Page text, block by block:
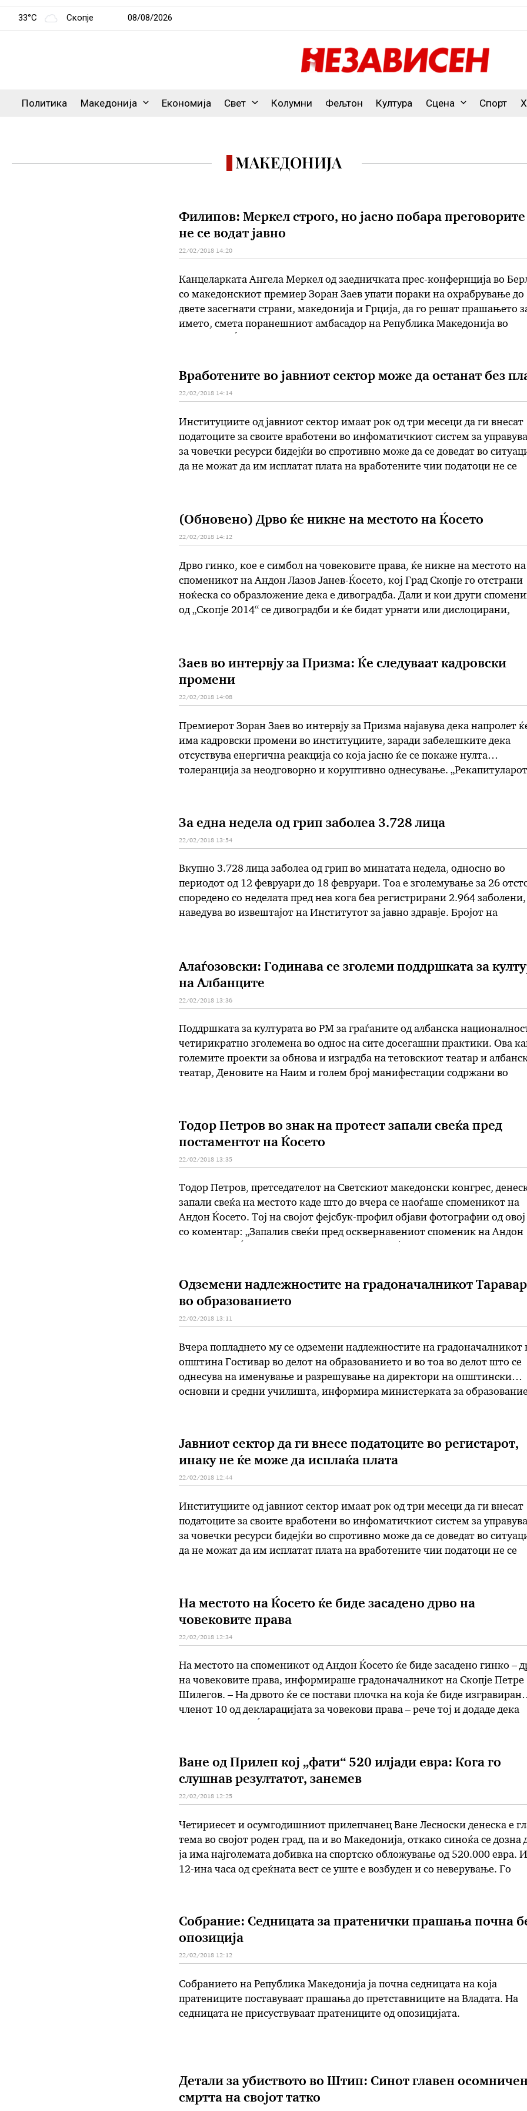
33°C Скопје 08/08/2026
Политика Македонија Економија Свет Колумни Фељтон Култура Сцена Спорт
МАКЕДОНИЈА
Филипов: Меркел строго, но јасно побара преговорите
не се водат јавно
22/02/2018 14:20
Канцеларката Ангела Меркел од заедничката прес-конфернција во
со македонскиот премиер Зоран Заев упати пораки на охрабрување до
двете засегнати страни, македонија и Грција, да го решат прашањето
името, смета поранешниот амбасадор на Република Македонија во
Вработените во јавниот сектор може да останат без
22/02/2018 14:14
Институциите од јавниот сектор имаат рок од три месеци да ги внесат
податоците за своите вработени во инфоматичкиот систем за
за човечки ресурси бидејќи во спротивно може да се доведат во
да не можат да им исплатат плата на вработените чии податоци не се
(Обновено) Дрво ќе никне на местото на Ќосето
22/02/2018 14:12
Дрво гинко, кое е симбол на човековите права, ќе никне на местото на
споменикот на Андон Лазов Јанев-Ќосето, кој Град Скопје го отстрани
ноќеска со образложение дека е дивоградба. Дали и кои други
од „Скопје 2014“ се дивоградби и ќе бидат урнати или дислоцирани,
Заев во интервју за Призма: Ќе следуваат кадровски
промени
22/02/2018 14:08
Премиерот Зоран Заев во интервју за Призма најавува дека напролет
има кадровски промени во институциите, заради забелешките дека
отсуствува енергична реакција со која јасно ќе се покаже нулта
толеранција за неодговорно и коруптивно однесување.
За една недела од грип заболеа 3.728 лица
22/02/2018 13:54
Вкупно 3.728 лица заболеа од грип во минатата недела, односно во
периодот од 12 февруари до 18 февруари. Тоа е зголемување за 26
споредено со неделата пред неа кога беа регистрирани 2.964 заболени,
наведува во извештајот на Институтот за јавно здравје. Бројот на
Алаѓозовски: Годинава се зголеми поддршката за
на Албанците
22/02/2018 13:36
Поддршката за културата во РМ за граѓаните од албанска
четирикратно зголемена во однос на сите досегашни практики. Ова
големите проекти за обнова и изградба на тетовскиот театар и
театар, Деновите на Наим и голем број манифестации содржани во
Тодор Петров во знак на протест запали свеќа пред
постаментот на Ќосето
22/02/2018 13:35
Тодор Петров, претседателот на Светскиот македонски конгрес,
запали свеќа на местото каде што до вчера се наоѓаше споменикот на
Андон Ќосето. Тој на својот фејсбук-профил објави фотографии од
со коментар: „Запалив свеќи пред осквернавениот споменик на Андон
Одземени надлежностите на градоначалникот
во образованието
22/02/2018 13:11
Вчера попладнето му се одземени надлежностите на градоначалникот
општина Гостивар во делот на образованието и во тоа во делот што се
однесува на именување и разрешување на директори на општински
основни и средни училишта, информира министерката за
Јавниот сектор да ги внесе податоците во регистарот,
инаку не ќе може да исплаќа плата
22/02/2018 12:44
Институциите од јавниот сектор имаат рок од три месеци да ги внесат
податоците за своите вработени во инфоматичкиот систем за
за човечки ресурси бидејќи во спротивно може да се доведат во
да не можат да им исплатат плата на вработените чии податоци не се
На местото на Ќосето ќе биде засадено дрво на
човековите права
22/02/2018 12:34
На местото на споменикот од Андон Ќосето ќе биде засадено гинко –
на човековите права, информираше градоначалникот на Скопје Петре
Шилегов. – На дрвото ќе се постави плочка на која ќе биде изгравиран
членот 10 од декларацијата за човекови права – рече тој и додаде дека
Ване од Прилеп кој „фати“ 520 илјади евра: Кога го
слушнав резултатот, занемев
22/02/2018 12:25
Четириесет и осумгодишниот прилепчанец Ване Лесноски денеска е
тема во својот роден град, па и во Македонија, откако синоќа се дозна
ја има најголемата добивка на спортско обложување од 520.000 евра.
12-ина часа од среќната вест се уште е возбуден и со неверување. Го
Собрание: Седницата за пратенички прашања почна
опозиција
22/02/2018 12:12
Собранието на Република Македонија ја почна седницата на која
пратениците поставуваат прашања до претставниците на Владата. На
седницата не присуствуваат пратениците од опозицијата.
Детали за убиството во Штип: Синот главен
смртта на својот татко